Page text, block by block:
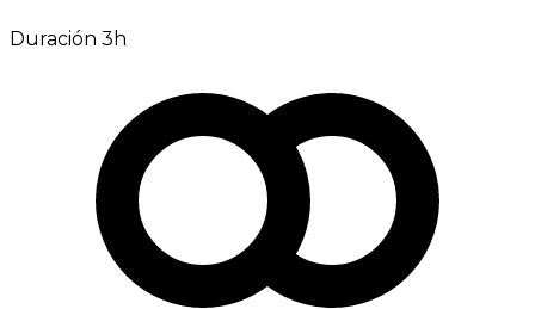
Duración 3h